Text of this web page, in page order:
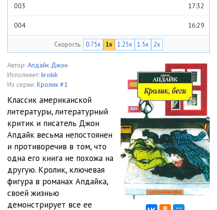
003 17:32
004 16:29
006 17:44
007 14:48
008 13:37
009 17:29
010 18:07
011 14:24
012 16:50
Скорость 0.75x 1x 1.25x 1.5x 2x
Автор: Апдайк Джон
Исполняет: krokik
Из серии: Кролик #1
Классик американской
литературы, литературный
критик и писатель Джон
Апдайк весьма непостоянен
и противоречив в том, что
одна его книга не похожа на
другую. Кролик, ключевая
фигура в романах Апдайка,
своей жизнью
демонстрирует все ее